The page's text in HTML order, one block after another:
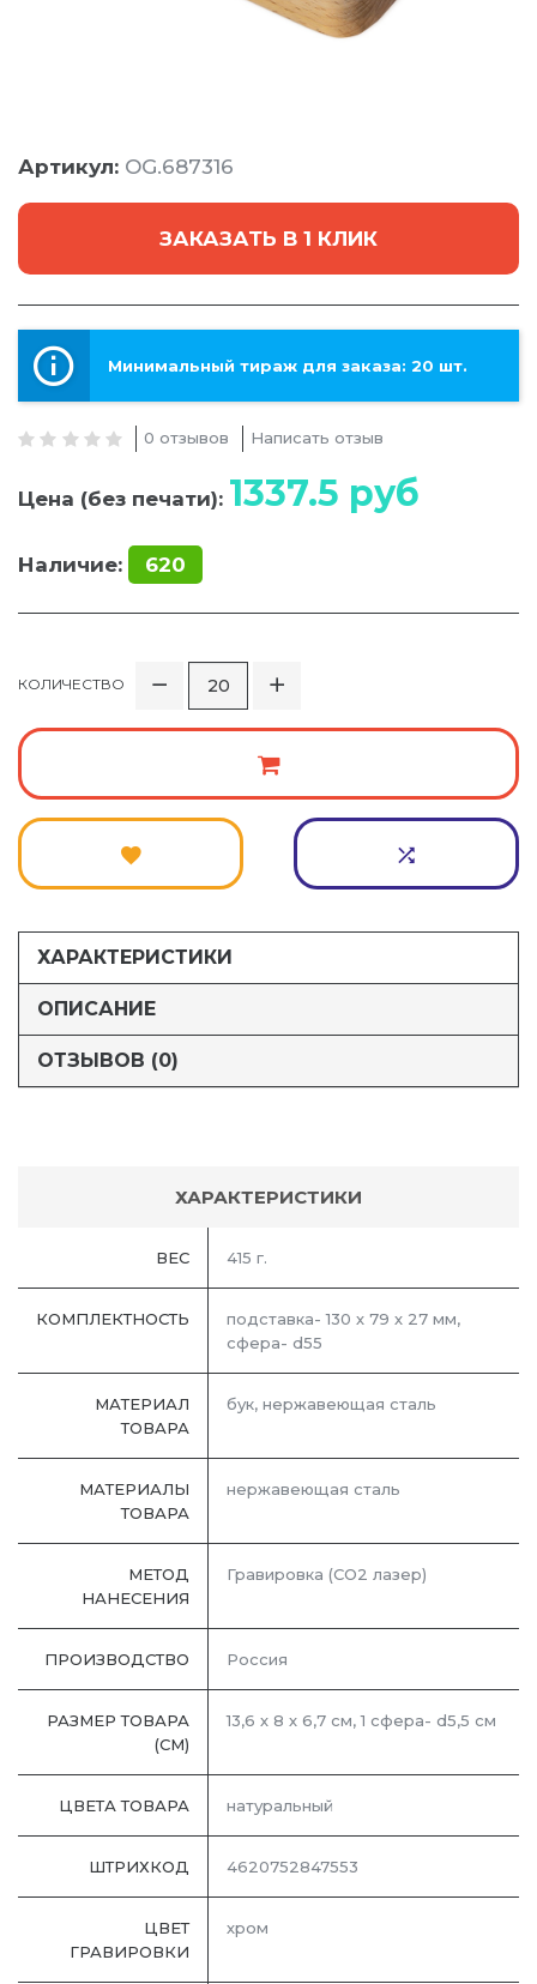
Артикул: OG.687316
ЗАКАЗАТЬ В 1 КЛИК
Минимальный тираж для заказа: 20 шт.
0 отзывов Написать отзыв
Цена (без печати): 1337.5 руб
Наличие: 620
КОЛИЧЕСТВО
ХАРАКТЕРИСТИКИ
ОПИСАНИЕ
ОТЗЫВОВ (0)
ХАРАКТЕРИСТИКИ
ВЕС 415 г.
КОМПЛЕКТНОСТЬ
подставка- 130 х 79 х 27 мм,
сфера- d55
МАТЕРИАЛ
ТОВАРА
бук, нержавеющая сталь
МАТЕРИАЛЫ
ТОВАРА
нержавеющая cталь
МЕТОД
НАНЕСЕНИЯ
Гравировка (CO2 лазер)
ПРОИЗВОДСТВО Россия
РАЗМЕР ТОВАРА
(СМ)
13,6 х 8 х 6,7 см, 1 сфера- d5,5 см
ЦВЕТА ТОВАРА натуральный
ШТРИХКОД 4620752847553
ЦВЕТ
ГРАВИРОВКИ
хром